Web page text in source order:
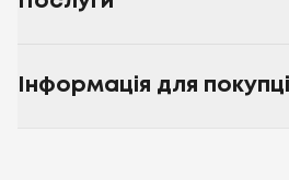
Інформація для